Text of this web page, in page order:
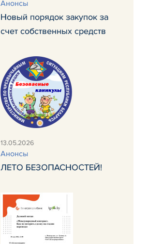
Анонсы
Новый порядок закупок за
счет собственных средств
13.05.2026
Анонсы
ЛЕТО БЕЗОПАСНОСТЕЙ!